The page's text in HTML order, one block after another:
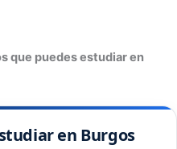
que puedes estudiar en
en Burgos